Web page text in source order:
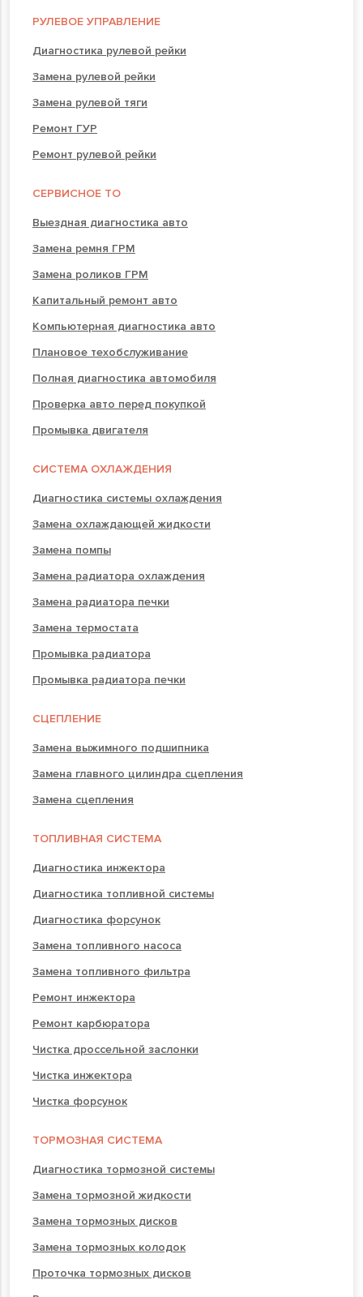
РУЛЕВОЕ УПРАВЛЕНИЕ
Диагностика рулевой рейки
Замена рулевой рейки
Замена рулевой тяги
Ремонт ГУР
Ремонт рулевой рейки
СЕРВИСНОЕ ТО
Выездная диагностика авто
Замена ремня ГРМ
Замена роликов ГРМ
Капитальный ремонт авто
Компьютерная диагностика авто
Плановое техобслуживание
Полная диагностика автомобиля
Проверка авто перед покупкой
Промывка двигателя
СИСТЕМА ОХЛАЖДЕНИЯ
Диагностика системы охлаждения
Замена охлаждающей жидкости
Замена помпы
Замена радиатора охлаждения
Замена радиатора печки
Замена термостата
Промывка радиатора
Промывка радиатора печки
СЦЕПЛЕНИЕ
Замена выжимного подшипника
Замена главного цилиндра сцепления
Замена сцепления
ТОПЛИВНАЯ СИСТЕМА
Диагностика инжектора
Диагностика топливной системы
Диагностика форсунок
Замена топливного насоса
Замена топливного фильтра
Ремонт инжектора
Ремонт карбюратора
Чистка дроссельной заслонки
Чистка инжектора
Чистка форсунок
ТОРМОЗНАЯ СИСТЕМА
Диагностика тормозной системы
Замена тормозной жидкости
Замена тормозных дисков
Замена тормозных колодок
Проточка тормозных дисков